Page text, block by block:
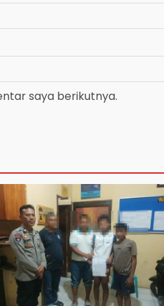
saya berikutnya.